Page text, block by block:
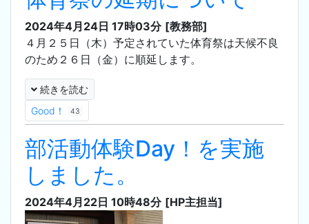
2024年4月24日 17時03分 [教務部]
４月２５日（木）予定されていた体育祭は天候不良
のため２６日（金）に順延します。
続きを読む
Good！
43
部活動体験Day！を実施
しました。
2024年4月22日 10時48分 [HP主担当]